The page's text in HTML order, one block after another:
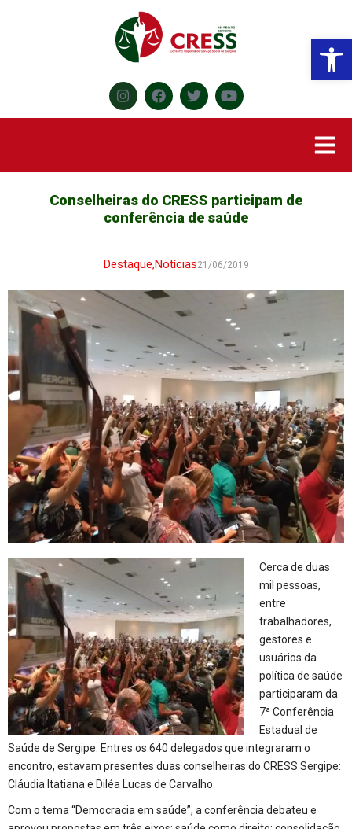
Conselheiras do CRESS participam de
conferência de saúde
Destaque,Notícias21/06/2019
Cerca de duas
mil pessoas,
entre
trabalhadores,
gestores e
usuários da
política de saúde
participaram da
7ª Conferência
Estadual de
Saúde de Sergipe. Entres os 640 delegados que integraram o
encontro, estavam presentes duas conselheiras do CRESS Sergipe:
Cláudia Itatiana e Diléa Lucas de Carvalho.
Com o tema “Democracia em saúde”, a conferência debateu e